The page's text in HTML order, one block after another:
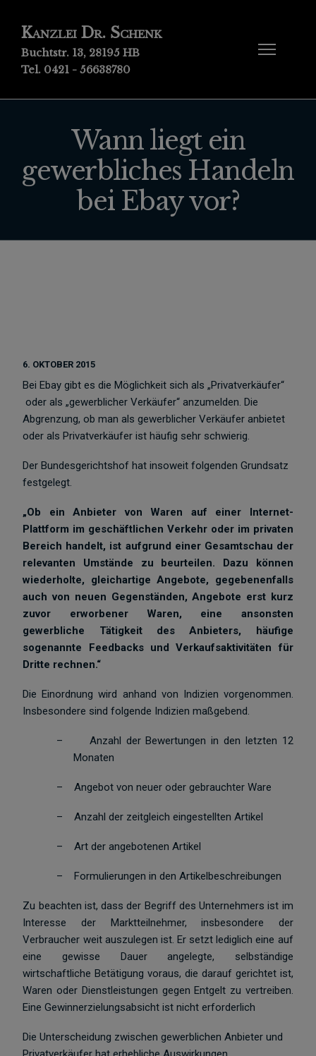
Kanzlei Dr. Schenk
Buchtstr. 13, 28195 HB
Tel. 0421 - 56638780
Wann liegt ein
gewerbliches Handeln
bei Ebay vor?
6. OKTOBER 2015
Bei Ebay gibt es die Möglichkeit sich als „Privatverkäufer“
oder als „gewerblicher Verkäufer“ anzumelden. Die
Abgrenzung, ob man als gewerblicher Verkäufer anbietet
oder als Privatverkäufer ist häufig sehr schwierig.
Der Bundesgerichtshof hat insoweit folgenden Grundsatz
festgelegt.
„Ob ein Anbieter von Waren auf einer Internet-
Plattform im geschäftlichen Verkehr oder im privaten
Bereich handelt, ist aufgrund einer Gesamtschau der
relevanten Umstände zu beurteilen. Dazu können
wiederholte, gleichartige Angebote, gegebenenfalls
auch von neuen Gegenständen, Angebote erst kurz
zuvor erworbener Waren, eine ansonsten
gewerbliche Tätigkeit des Anbieters, häufige
sogenannte Feedbacks und Verkaufsaktivitäten für
Dritte rechnen.“
Die Einordnung wird anhand von Indizien vorgenommen.
Insbesondere sind folgende Indizien maßgebend.
–
Anzahl der Bewertungen in den letzten 12
Monaten
– Angebot von neuer oder gebrauchter Ware
– Anzahl der zeitgleich eingestellten Artikel
– Art der angebotenen Artikel
– Formulierungen in den Artikelbeschreibungen
Zu beachten ist, dass der Begriff des Unternehmers ist im
Interesse der Marktteilnehmer, insbesondere der
Verbraucher weit auszulegen ist. Er setzt lediglich eine auf
eine gewisse Dauer angelegte, selbständige
wirtschaftliche Betätigung voraus, die darauf gerichtet ist,
Waren oder Dienstleistungen gegen Entgelt zu vertreiben.
Eine Gewinnerzielungsabsicht ist nicht erforderlich
Die Unterscheidung zwischen gewerblichen Anbieter und